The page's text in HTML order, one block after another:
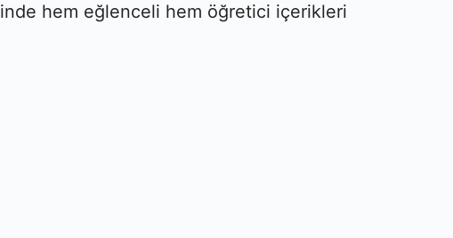
hem eğlenceli hem öğretici içerikleri